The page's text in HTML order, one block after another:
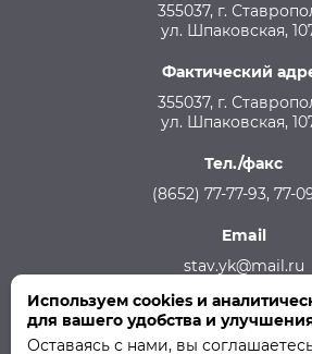
355037, г.
ул. Шпаковская,
Фактический
355037, г.
ул. Шпаковская,
Тел./факс
(8652) 77-77-93, 77-
Email
stav.yk@mail.ru
Телефон аварийной
215-957, 8-928-301-92-08
Используем cookies и
для вашего удобства и
Оставаясь с нами, вы